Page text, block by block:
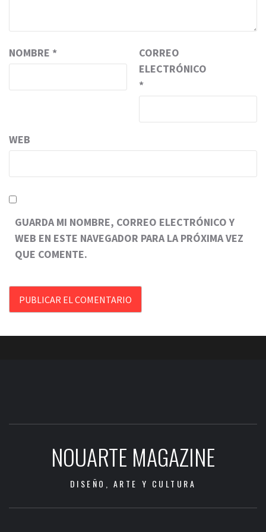
NOMBRE *
CORREO
ELECTRÓNICO
*
WEB
GUARDA MI NOMBRE, CORREO ELECTRÓNICO Y
WEB EN ESTE NAVEGADOR PARA LA PRÓXIMA VEZ
QUE COMENTE.
NOUARTE MAGAZINE
DISEÑO, ARTE Y CULTURA